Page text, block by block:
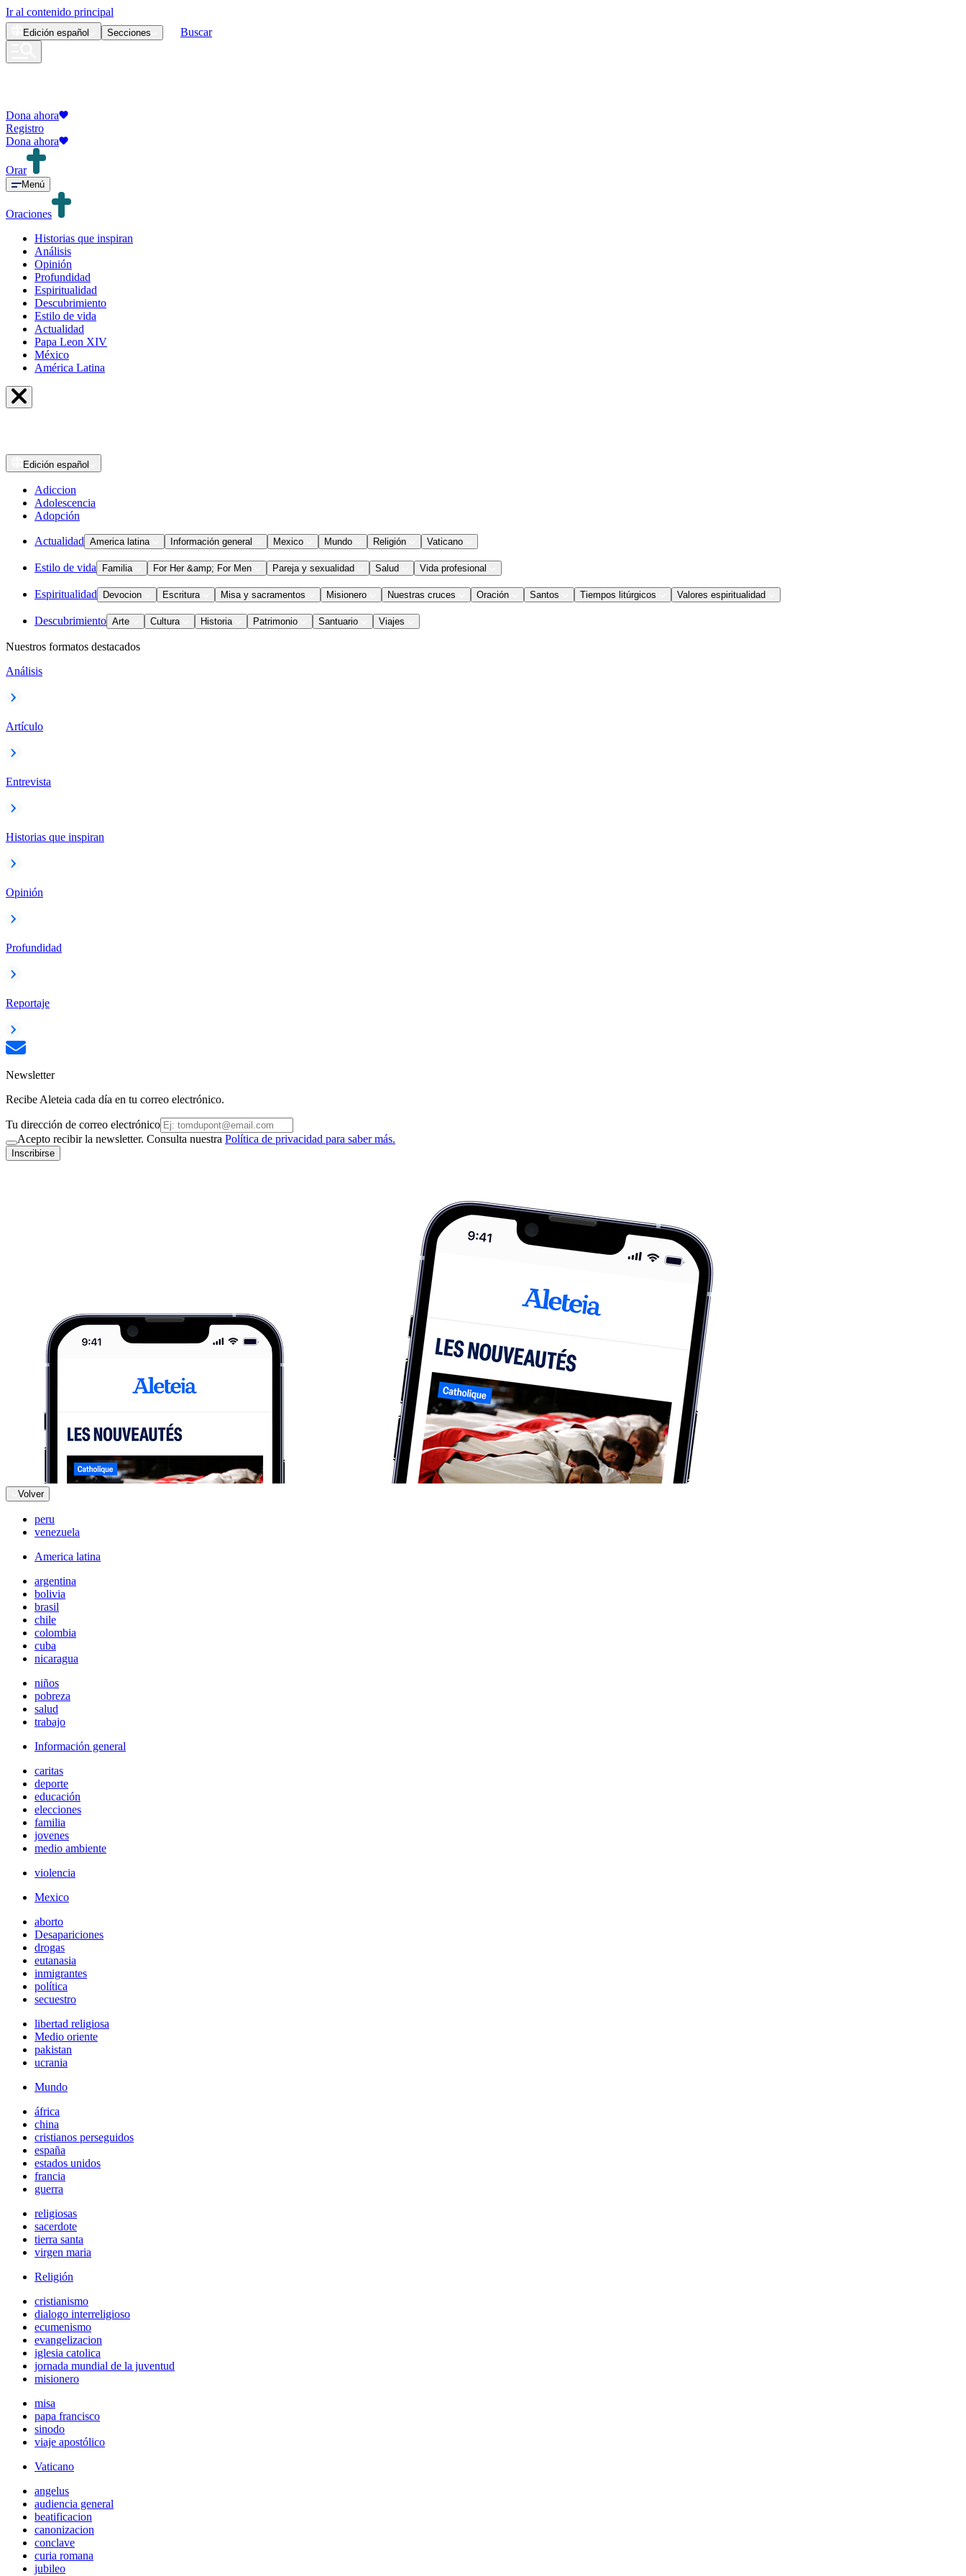
Ir al contenido principal
Edición español Secciones Buscar
Dona ahora
Registro
Dona ahora
Orar
Menú
Oraciones
Historias que inspiran
Análisis
Opinión
Profundidad
Espiritualidad
Descubrimiento
Estilo de vida
Actualidad
Papa Leon XIV
México
América Latina
Edición español
Adiccion
Adolescencia
Adopción
Actualidad America latina Información general Mexico Mundo Religión Vaticano
Estilo de vida Familia For Her &amp; For Men Pareja y sexualidad Salud Vida profesional
Espiritualidad Devocion Escritura Misa y sacramentos Misionero Nuestras cruces Oración Santos Tiempos litúrgicos Valores espiritualidad
Descubrimiento Arte Cultura Historia Patrimonio Santuario Viajes
Nuestros formatos destacados
Análisis
Artículo
Entrevista
Historias que inspiran
Opinión
Profundidad
Reportaje
Newsletter
Recibe Aleteia cada día en tu correo electrónico.
Tu dirección de correo electrónico
Acepto recibir la newsletter. Consulta nuestra Política de privacidad para saber más.
Inscribirse
Volver
peru
venezuela
America latina
argentina
bolivia
brasil
chile
colombia
cuba
nicaragua
niños
pobreza
salud
trabajo
Información general
caritas
deporte
educación
elecciones
familia
jovenes
medio ambiente
violencia
Mexico
aborto
Desapariciones
drogas
eutanasia
inmigrantes
política
secuestro
libertad religiosa
Medio oriente
pakistan
ucrania
Mundo
áfrica
china
cristianos perseguidos
españa
estados unidos
francia
guerra
religiosas
sacerdote
tierra santa
virgen maria
Religión
cristianismo
dialogo interreligioso
ecumenismo
evangelizacion
iglesia catolica
jornada mundial de la juventud
misionero
misa
papa francisco
sinodo
viaje apostólico
Vaticano
angelus
audiencia general
beatificacion
canonizacion
conclave
curia romana
jubileo